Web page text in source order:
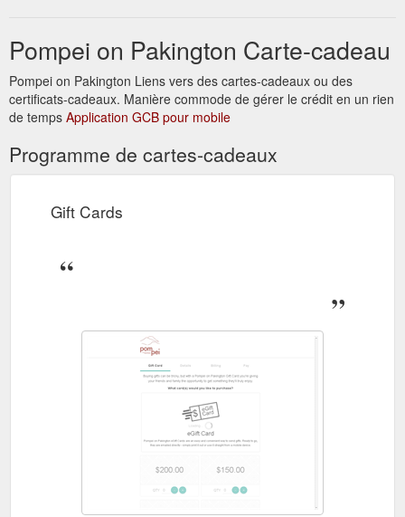
Pompei on Pakington Carte-cadeau
Pompei on Pakington Liens vers des cartes-cadeaux ou des
certificats-cadeaux. Manière commode de gérer le crédit en un rien
de temps Application GCB pour mobile
Programme de cartes-cadeaux
Gift Cards